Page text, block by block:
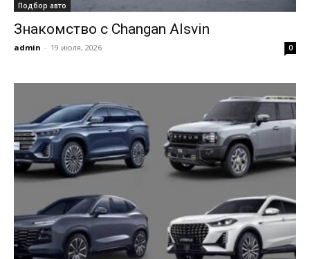
Подбор авто
Знакомство с Changan Alsvin
admin - 19 июля, 2026 0